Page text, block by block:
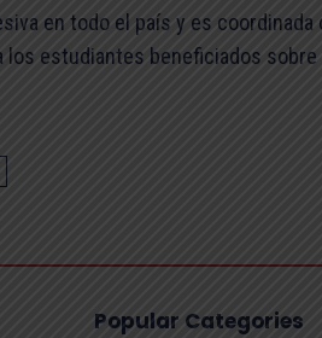
en todo el país y es coordinada
los estudiantes beneficiados sobre
Popular Categories